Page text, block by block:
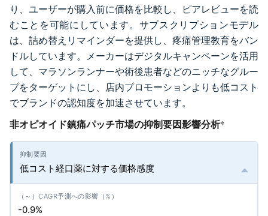
り、ユーザーが購入前に価格を比較し、ピアレビューを読
むことを可能にしています。サブスクリプションモデル
は、詰め替えリマインダーを提供し、疼痛管理教育をバン
ドルしています。メーカーはデジタルキャンペーンを活用
して、マラソンランナーや術後患者などのニッチなグルー
プをターゲットにし、店内プロモーションよりも低コスト
でブランドの認知度を加速させています。
非オピオイド鎮痛パッチ市場の抑制要因影響分析*
低コスト経口薬に対する価格感度
-0.9%